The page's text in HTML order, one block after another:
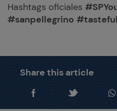
Hashtags oficiales
#sanpellegrino
Share this article